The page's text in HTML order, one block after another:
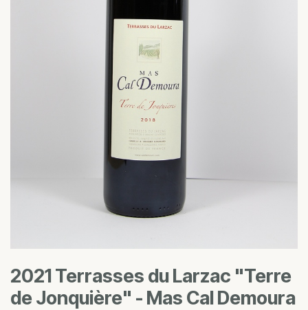
2021 Terrasses du Larzac "Terre
de Jonquière" - Mas Cal Demoura